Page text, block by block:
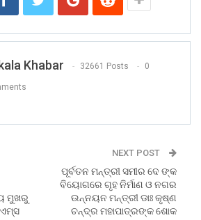
Khabar 32661 Posts 0
ମୁଖରୁ
NEXT POST
ପୂର୍ବତନ ମନ୍ତ୍ରୀ ସମୀର ଦେ ଙ୍କ
ବିୟୋଗରେ ଗୃହ ନିର୍ମାଣ ଓ ନଗର
ଉନ୍ନୟନ ମନ୍ତ୍ରୀ ଡାଃ କୃଷ୍ଣ
ଚନ୍ଦ୍ର ମହାପାତ୍ରଙ୍କ ଶୋକ